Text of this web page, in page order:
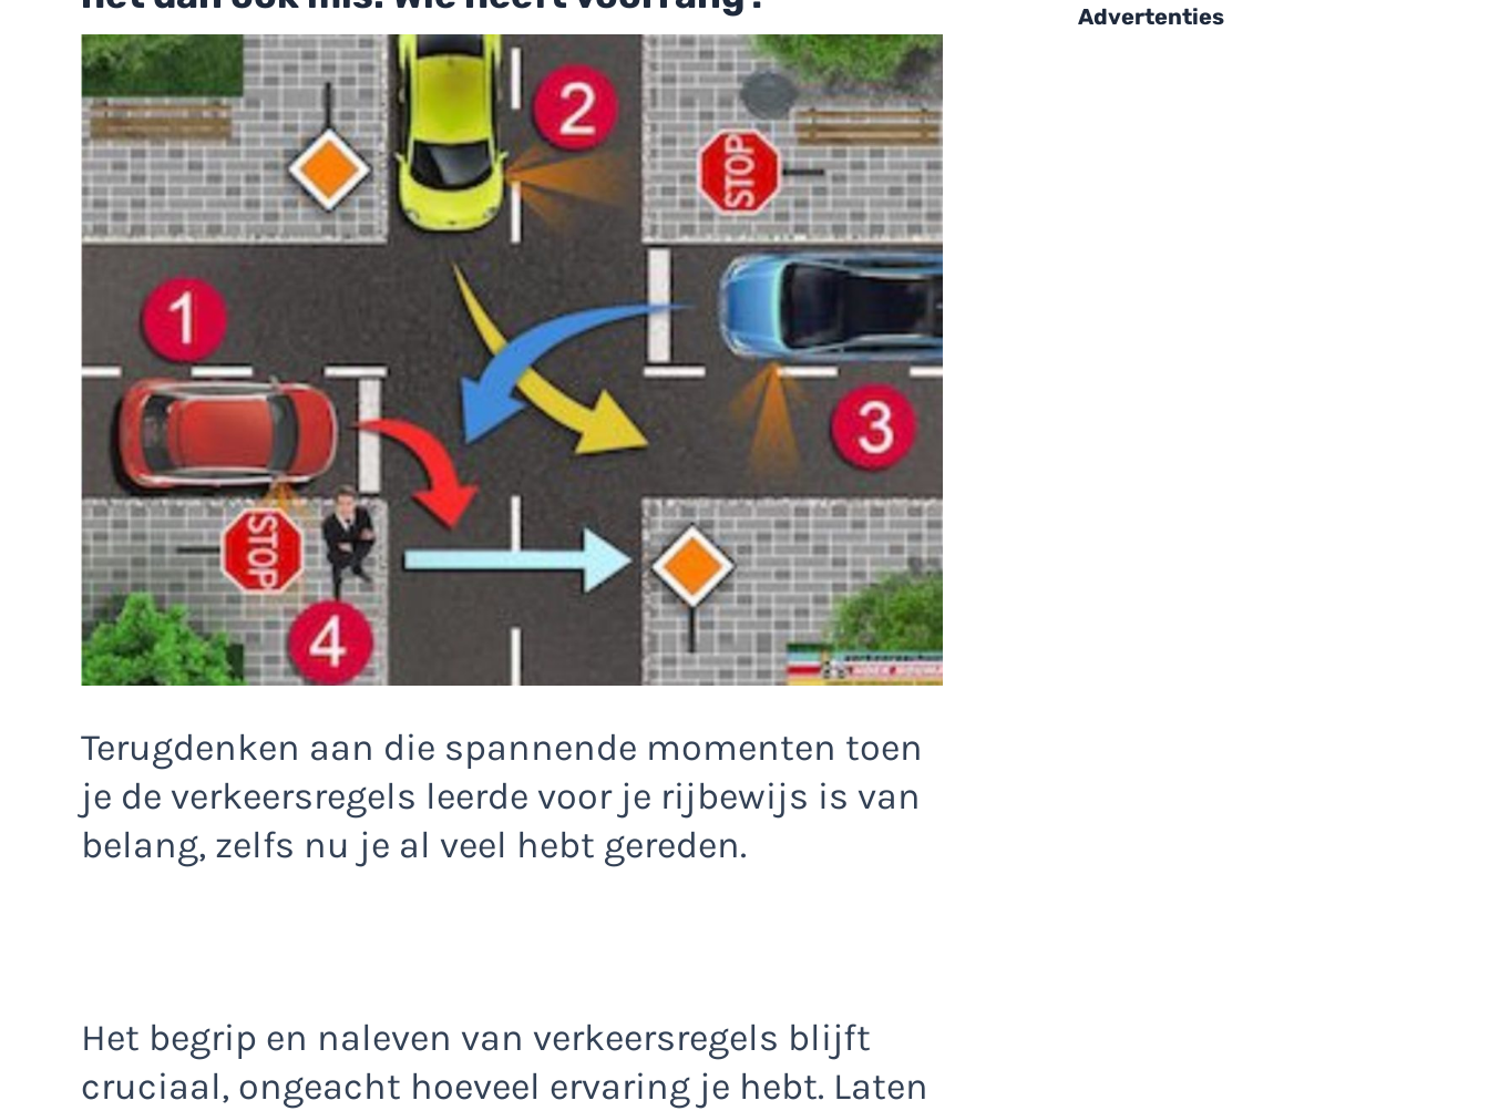
Terugdenken aan die spannende momenten toen
je de verkeersregels leerde voor je rijbewijs is van
belang, zelfs nu je al veel hebt gereden.
Het begrip en naleven van verkeersregels blijft
cruciaal, ongeacht hoeveel ervaring je hebt. Laten
Advertenties